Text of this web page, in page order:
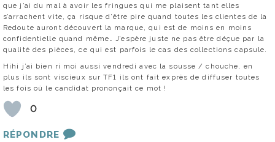
que j’ai du mal à avoir les fringues qui me plaisent tant elles
s’arrachent vite, ça risque d’être pire quand toutes les clientes de la
Redoute auront découvert la marque, qui est de moins en moins
confidentielle quand même… J’espère juste ne pas être déçue par la
qualité des pièces, ce qui est parfois le cas des collections capsule.
Hihi j’ai bien ri moi aussi vendredi avec la sousse / chouche, en
plus ils sont viscieux sur TF1 ils ont fait exprès de diffuser toutes
les fois où le candidat prononçait ce mot !
0
RÉPONDRE